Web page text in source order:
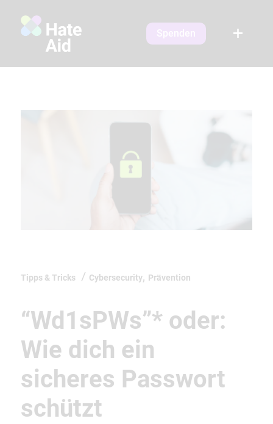
Spenden
Tipps & Tricks Cybersecurity, Prävention
“Wd1sPWs”* oder:
Wie dich ein
sicheres Passwort
schützt